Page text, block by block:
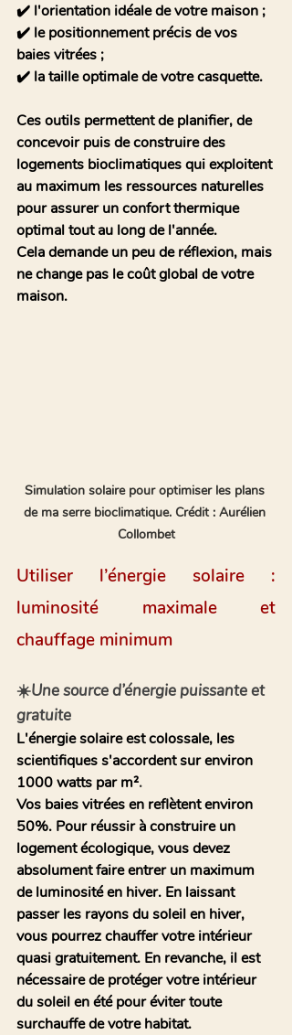
✔️ l'orientation idéale de votre maison ;
✔️ le positionnement précis de vos
baies vitrées ;
✔️ la taille optimale de votre casquette.
Ces outils permettent de planifier, de
concevoir puis de construire des
logements bioclimatiques qui exploitent
au maximum les ressources naturelles
pour assurer un confort thermique
optimal tout au long de l'année.
Cela demande un peu de réflexion, mais
ne change pas le coût global de votre
maison.
Simulation solaire pour optimiser les plans
de ma serre bioclimatique. Crédit : Aurélien
Collombet
Utiliser l’énergie solaire :
luminosité maximale et
chauffage minimum
☀️Une source d’énergie puissante et
gratuite
L'énergie solaire est colossale, les
scientifiques s'accordent sur environ
1000 watts par m².
Vos baies vitrées en reflètent environ
50%. Pour réussir à construire un
logement écologique, vous devez
absolument faire entrer un maximum
de luminosité en hiver. En laissant
passer les rayons du soleil en hiver,
vous pourrez chauffer votre intérieur
quasi gratuitement. En revanche, il est
nécessaire de protéger votre intérieur
du soleil en été pour éviter toute
surchauffe de votre habitat.